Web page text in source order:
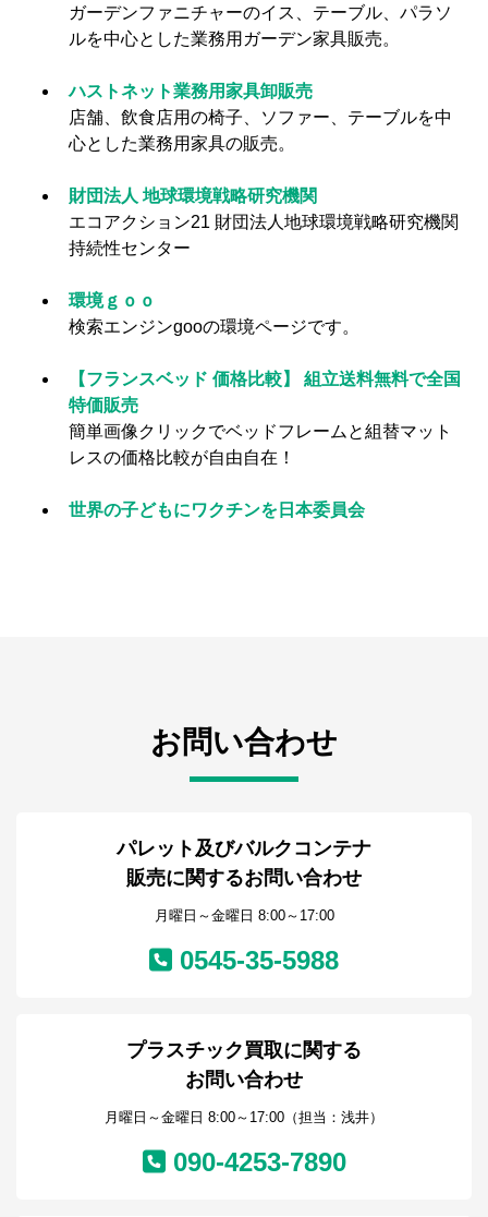
ガーデンファニチャーのイス、テーブル、パラソ
ルを中心とした業務用ガーデン家具販売。
ハストネット業務用家具卸販売
店舗、飲食店用の椅子、ソファー、テーブルを中
心とした業務用家具の販売。
財団法人 地球環境戦略研究機関
エコアクション21 財団法人地球環境戦略研究機関
持続性センター
環境ｇｏｏ
検索エンジンgooの環境ページです。
【フランスベッド 価格比較】 組立送料無料で全国
特価販売
簡単画像クリックでベッドフレームと組替マット
レスの価格比較が自由自在！
世界の子どもにワクチンを日本委員会
お問い合わせ
パレット及びバルクコンテナ
販売に関するお問い合わせ
月曜日～金曜日 8:00～17:00
0545-35-5988
プラスチック買取に関する
お問い合わせ
月曜日～金曜日 8:00～17:00（担当：浅井）
090-4253-7890